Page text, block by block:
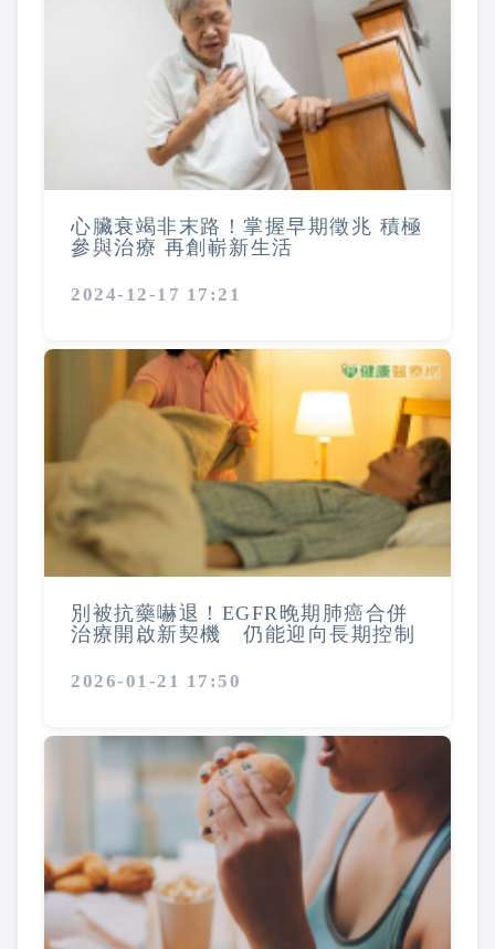
心臟衰竭非末路！掌握早期徵兆 積極
參與治療 再創嶄新生活
2024-12-17 17:21
別被抗藥嚇退！EGFR晚期肺癌合併
治療開啟新契機 仍能迎向長期控制
2026-01-21 17:50